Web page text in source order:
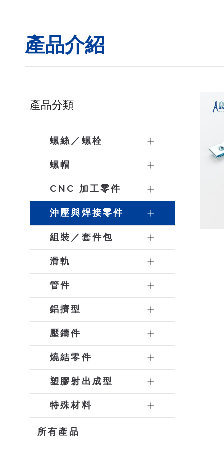
產品介紹
產品分類
螺絲／螺栓
螺帽
CNC 加工零件
沖壓與焊接零件
組裝／套件包
滑軌
管件
鋁擠型
壓鑄件
燒結零件
塑膠射出成型
特殊材料
所有產品